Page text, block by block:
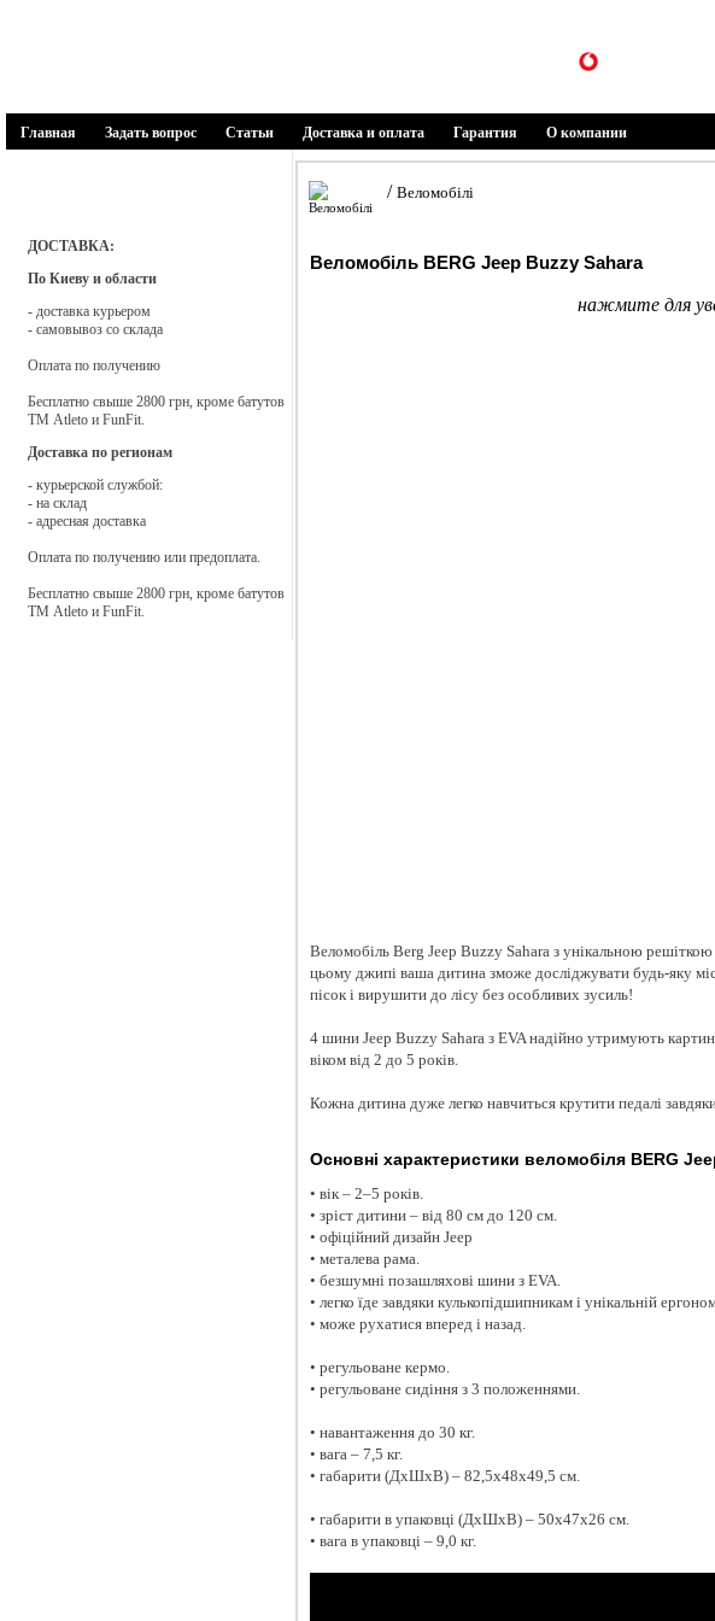
Главная Задать вопрос Статьи Доставка и оплата Гарантия О компании
Біговели
Дитячі майданчики
Мягкие модули
Настільний футбол
ДОСТАВКА:
По Киеву и области
- доставка курьером
- самовывоз со склада
Оплата по получению
Бесплатно свыше 2800 грн, кроме батутов
ТМ Atleto и FunFit.
Доставка по регионам
- курьерской службой:
- на склад
- адресная доставка
Оплата по получению или предоплата.
Бесплатно свыше 2800 грн, кроме батутов
ТМ Atleto и FunFit.
/ Веломобілі
Веломобіль BERG Jeep Buzzy Sahara
нажмите для
Веломобіль Berg Jeep Buzzy Sahara з унікальною
цьому джипі ваша дитина зможе досліджувати будь-яку
пісок і вирушити до лісу без особливих зусиль!
4 шини Jeep Buzzy Sahara з EVA надійно утримують
віком від 2 до 5 років.
Кожна дитина дуже легко навчиться крутити педалі
Основні характеристики веломобіля BERG
• вік – 2–5 років.
• зріст дитини – від 80 см до 120 см.
• офіційний дизайн Jeep
• металева рама.
• безшумні позашляхові шини з EVA.
• легко їде завдяки кулькопідшипникам і унікальній
• може рухатися вперед і назад.
• регульоване кермо.
• регульоване сидіння з 3 положеннями.
• навантаження до 30 кг.
• вага – 7,5 кг.
• габарити (ДxШxВ) – 82,5x48x49,5 см.
• габарити в упаковці (ДxШxВ) – 50x47x26 см.
• вага в упаковці – 9,0 кг.